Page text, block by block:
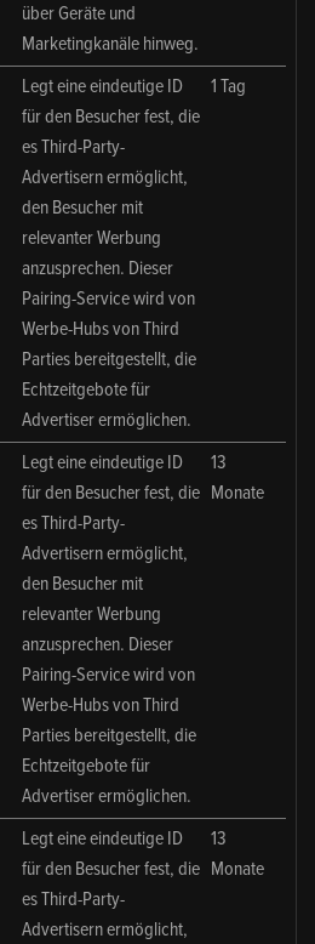
über Geräte und
Marketingkanäle hinweg.
Legt eine eindeutige ID
für den Besucher fest, die
es Third-Party-
Advertisern ermöglicht,
den Besucher mit
relevanter Werbung
anzusprechen. Dieser
Pairing-Service wird von
Werbe-Hubs von Third
Parties bereitgestellt, die
Echtzeitgebote für
Advertiser ermöglichen.
1 Tag
Legt eine eindeutige ID
für den Besucher fest, die
es Third-Party-
Advertisern ermöglicht,
den Besucher mit
relevanter Werbung
anzusprechen. Dieser
Pairing-Service wird von
Werbe-Hubs von Third
Parties bereitgestellt, die
Echtzeitgebote für
Advertiser ermöglichen.
13
Monate
Legt eine eindeutige ID
für den Besucher fest, die
es Third-Party-
Advertisern ermöglicht,
13
Monate